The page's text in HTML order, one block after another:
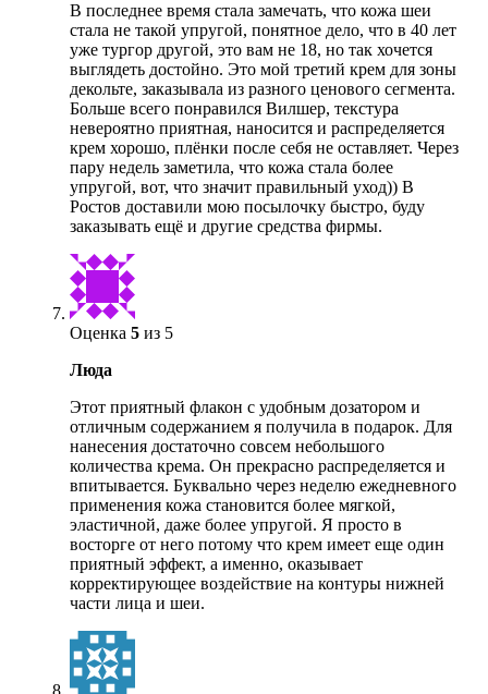
В последнее время стала замечать, что кожа шеи
стала не такой упругой, понятное дело, что в 40 лет
уже тургор другой, это вам не 18, но так хочется
выглядеть достойно. Это мой третий крем для зоны
декольте, заказывала из разного ценового сегмента.
Больше всего понравился Вилшер, текстура
невероятно приятная, наносится и распределяется
крем хорошо, плёнки после себя не оставляет. Через
пару недель заметила, что кожа стала более
упругой, вот, что значит правильный уход)) В
Ростов доставили мою посылочку быстро, буду
заказывать ещё и другие средства фирмы.
Оценка 5 из 5
Люда
Этот приятный флакон с удобным дозатором и
отличным содержанием я получила в подарок. Для
нанесения достаточно совсем небольшого
количества крема. Он прекрасно распределяется и
впитывается. Буквально через неделю ежедневного
применения кожа становится более мягкой,
эластичной, даже более упругой. Я просто в
восторге от него потому что крем имеет еще один
приятный эффект, а именно, оказывает
корректирующее воздействие на контуры нижней
части лица и шеи.